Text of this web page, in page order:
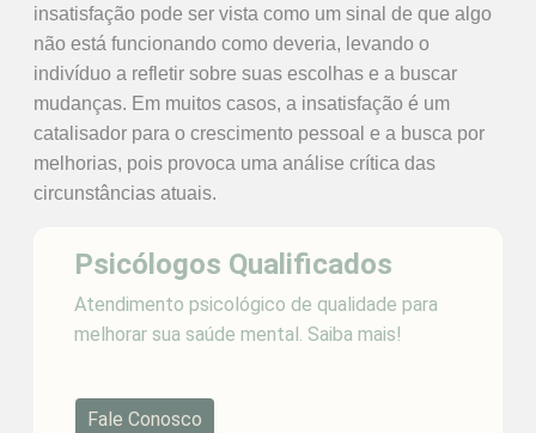
insatisfação pode ser vista como um sinal de que algo
não está funcionando como deveria, levando o
indivíduo a refletir sobre suas escolhas e a buscar
mudanças. Em muitos casos, a insatisfação é um
catalisador para o crescimento pessoal e a busca por
melhorias, pois provoca uma análise crítica das
circunstâncias atuais.
Psicólogos Qualificados
Atendimento psicológico de qualidade para
melhorar sua saúde mental. Saiba mais!
Fale Conosco